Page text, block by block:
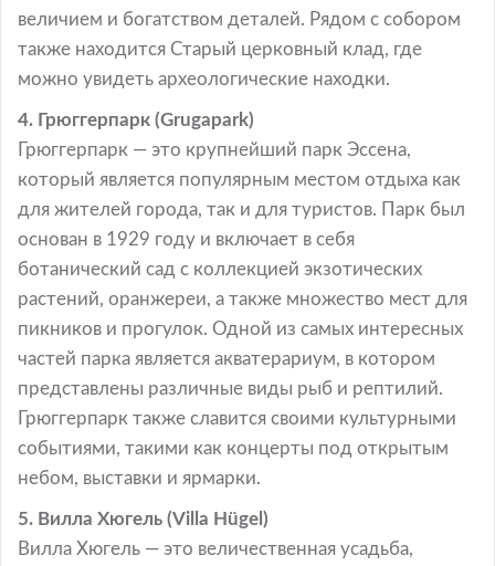
величием и богатством деталей. Рядом с собором
также находится Старый церковный клад, где
можно увидеть археологические находки.
4. Грюггерпарк (Grugapark)
Грюггерпарк — это крупнейший парк Эссена,
который является популярным местом отдыха как
для жителей города, так и для туристов. Парк был
основан в 1929 году и включает в себя
ботанический сад с коллекцией экзотических
растений, оранжереи, а также множество мест для
пикников и прогулок. Одной из самых интересных
частей парка является акватерариум, в котором
представлены различные виды рыб и рептилий.
Грюггерпарк также славится своими культурными
событиями, такими как концерты под открытым
небом, выставки и ярмарки.
5. Вилла Хюгель (Villa Hügel)
Вилла Хюгель — это величественная усадьба,